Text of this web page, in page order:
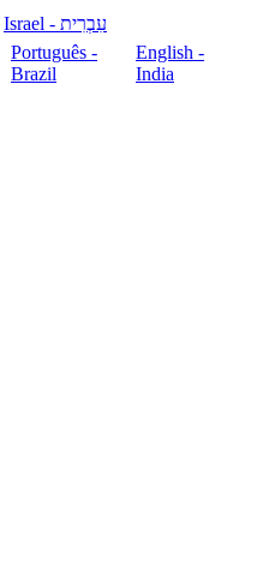
עִבְרִית - Israel
Português -
Brazil
English -
India